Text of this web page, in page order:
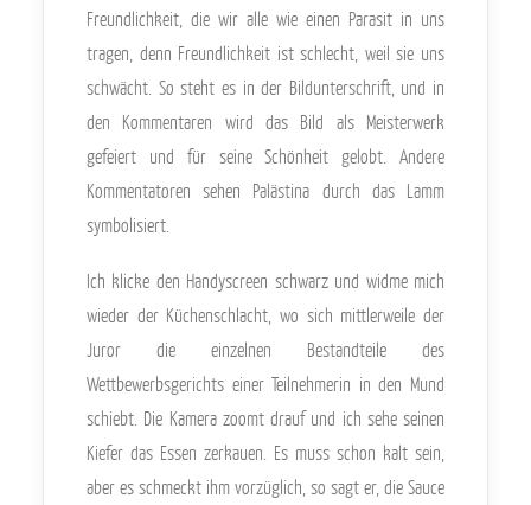
Freundlichkeit, die wir alle wie einen Parasit in uns
tragen, denn Freundlichkeit ist schlecht, weil sie uns
schwächt. So steht es in der Bildunterschrift, und in
den Kommentaren wird das Bild als Meisterwerk
gefeiert und für seine Schönheit gelobt. Andere
Kommentatoren sehen Palästina durch das Lamm
symbolisiert.
Ich klicke den Handyscreen schwarz und widme mich
wieder der Küchenschlacht, wo sich mittlerweile der
Juror die einzelnen Bestandteile des
Wettbewerbsgerichts einer Teilnehmerin in den Mund
schiebt. Die Kamera zoomt drauf und ich sehe seinen
Kiefer das Essen zerkauen. Es muss schon kalt sein,
aber es schmeckt ihm vorzüglich, so sagt er, die Sauce